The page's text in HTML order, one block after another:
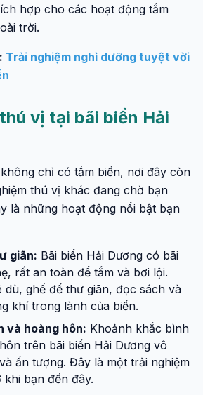
hợp cho các hoạt động tắm
trời.
Trải nghiệm nghỉ dưỡng tuyệt vời
vị tại bãi biển Hải
chỉ có tắm biển, nơi đây còn
thú vị khác đang chờ bạn
là những hoạt động nổi bật bạn
giãn: Bãi biển Hải Dương có bãi
rất an toàn để tắm và bơi lội.
dù, ghế để thư giãn, đọc sách và
khí trong lành của biển.
và hoàng hôn: Khoảnh khắc bình
trên bãi biển Hải Dương vô
ấn tượng. Đây là một trải nghiệm
bạn đến đây.